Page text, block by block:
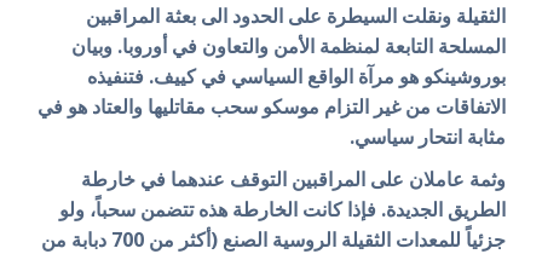
الثقيلة ونقلت السيطرة على الحدود الى بعثة المراقبين
المسلحة التابعة لمنظمة الأمن والتعاون في أوروبا. وبيان
بوروشينكو هو مرآة الواقع السياسي في كييف. فتنفيذه
الاتفاقات من غير التزام موسكو سحب مقاتليها والعتاد هو في
مثابة انتحار سياسي.
وثمة عاملان على المراقبين التوقف عندهما في خارطة
الطريق الجديدة. فإذا كانت الخارطة هذه تتضمن سحباً، ولو
جزئياً للمعدات الثقيلة الروسية الصنع (أكثر من 700 دبابة من